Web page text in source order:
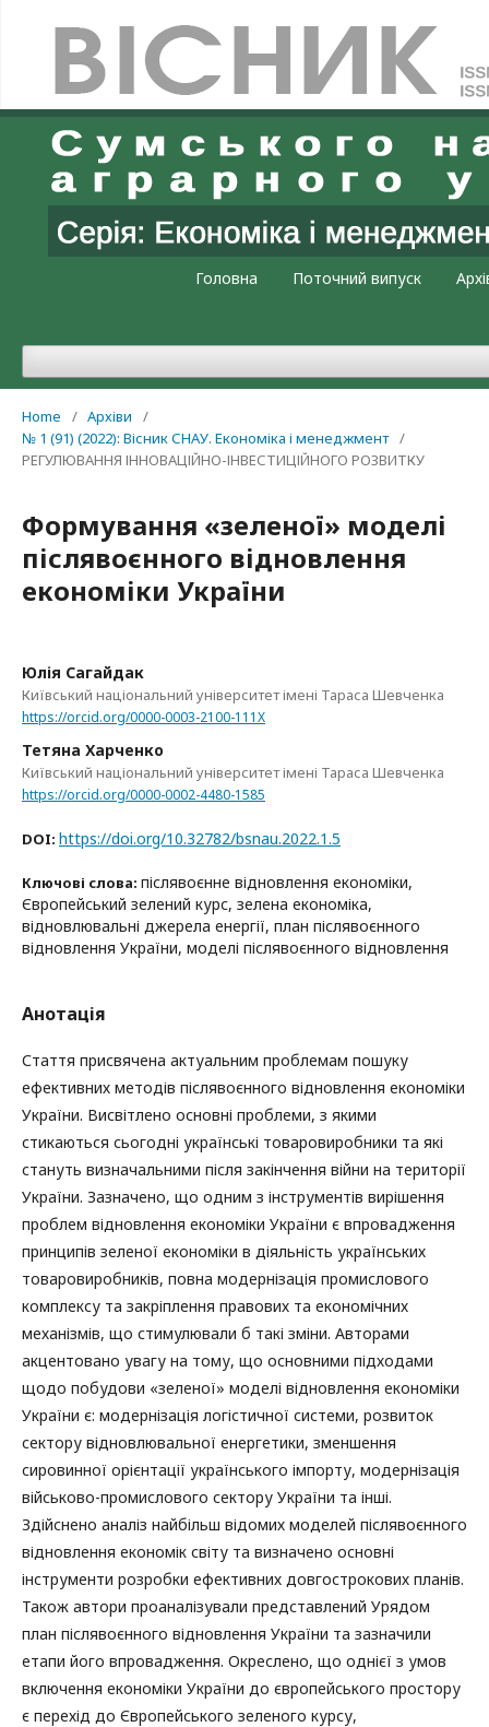
Головна Поточний випуск
Home / Архіви
/
№ 1 (91) (2022): Вісник СНАУ. Економіка і менеджмент /
РЕГУЛЮВАННЯ ІННОВАЦІЙНО-ІНВЕСТИЦІЙНОГО РОЗВИТКУ
Формування «зеленої» моделі
післявоєнного відновлення
економіки України
Юлія Сагайдак
Київський національний університет імені Тараса Шевченка
https://orcid.org/0000-0003-2100-111X
Тетяна Харченко
Київський національний університет імені Тараса Шевченка
https://orcid.org/0000-0002-4480-1585
DOI: https://doi.org/10.32782/bsnau.2022.1.5
Ключові слова: післявоєнне відновлення економіки,
Європейський зелений курс, зелена економіка,
відновлювальні джерела енергії, план післявоєнного
відновлення України, моделі післявоєнного відновлення
Анотація
Стаття присвячена актуальним проблемам пошуку
ефективних методів післявоєнного відновлення економіки
України. Висвітлено основні проблеми, з якими
стикаються сьогодні українські товаровиробники та які
стануть визначальними після закінчення війни на території
України. Зазначено, що одним з інструментів вирішення
проблем відновлення економіки України є впровадження
принципів зеленої економіки в діяльність українських
товаровиробників, повна модернізація промислового
комплексу та закріплення правових та економічних
механізмів, що стимулювали б такі зміни. Авторами
акцентовано увагу на тому, що основними підходами
щодо побудови «зеленої» моделі відновлення економіки
України є: модернізація логістичної системи, розвиток
сектору відновлювальної енергетики, зменшення
сировинної орієнтації українського імпорту, модернізація
військово-промислового сектору України та інші.
Здійснено аналіз найбільш відомих моделей післявоєнного
відновлення економік світу та визначено основні
інструменти розробки ефективних довгострокових планів.
Також автори проаналізували представлений Урядом
план післявоєнного відновлення України та зазначили
етапи його впровадження. Окреслено, що однієї з умов
включення економіки України до європейського простору
є перехід до Європейського зеленого курсу,